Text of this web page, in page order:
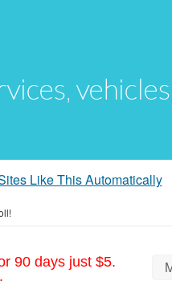
Like This Automatically
90 days just $5.